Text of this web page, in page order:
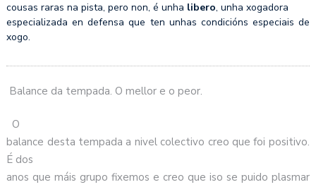
cousas raras na pista, pero non, é unha libero, unha xogadora
especializada en defensa que ten unhas condicións especiais de
xogo.
Balance da tempada. O mellor e o peor.
O
balance desta tempada a nivel colectivo creo que foi positivo.
É dos
anos que máis grupo fixemos e creo que iso se puido plasmar